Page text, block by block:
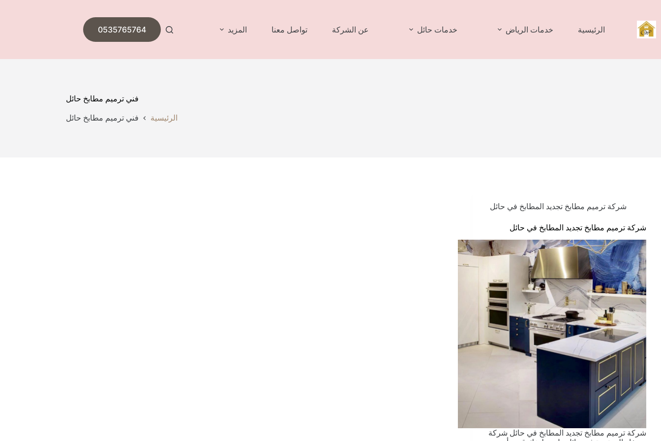
المحتوى
الرئيسية خدمات الرياض خدمات حائل عن الشركة تواصل معنا المزيد 0535765764
فني ترميم مطابخ حائل
الرئيسية فني ترميم مطابخ حائل
شركة ترميم مطابخ تجديد المطابخ في حائل
شركة ترميم مطابخ تجديد المطابخ في حائل
شركة ترميم مطابخ تجديد المطابخ في حائل شركة